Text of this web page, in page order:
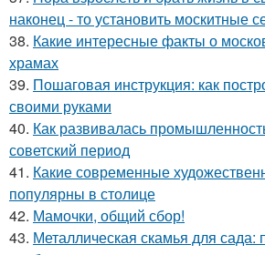
наконец - то установить москитные
38. Какие интересные факты о
храмах
39. Пошаговая инструкция: как
своими руками
40. Как развивалась
советский период
41. Какие современные
популярны в столице
42. Мамочки, общий сбор!
43. Металлическая скамья для сада: